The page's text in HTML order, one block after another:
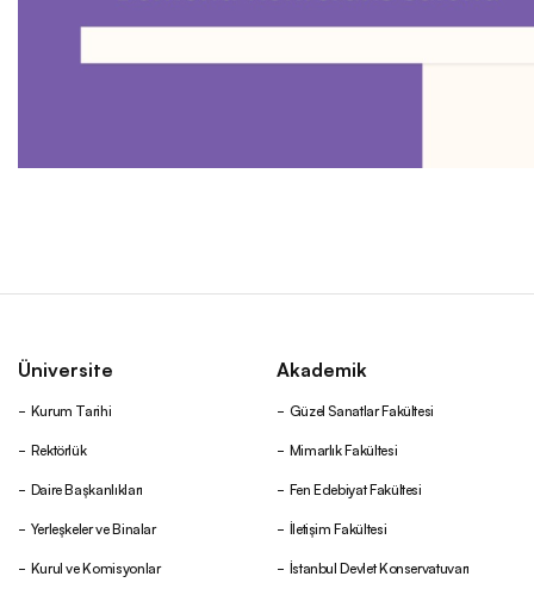
Üniversite
Kurum Tarihi
Rektörlük
Daire Başkanlıkları
Yerleşkeler ve Binalar
Kurul ve Komisyonlar
Akademik
Güzel Sanatlar Fakültesi
Mimarlık Fakültesi
Fen Edebiyat Fakültesi
İletişim Fakültesi
İstanbul Devlet Konservatuvarı